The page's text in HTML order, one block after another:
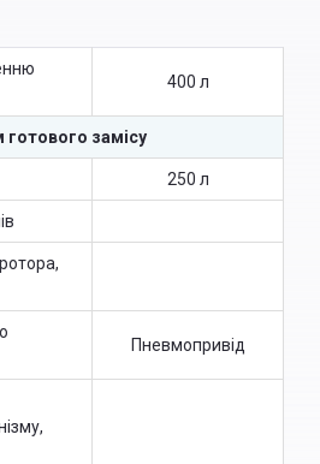
400 л
готового замісу
250 л
Пневмопривід